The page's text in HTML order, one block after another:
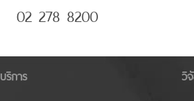
02 278 8200
บริการ วิ